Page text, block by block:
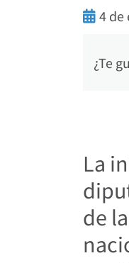
4 de
¿Te
La
de